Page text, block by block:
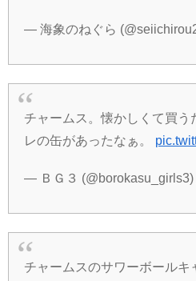
— 海象のねぐら
チャームス。懐かしくて買う
レの缶があったなぁ。
— ＢＧ３ (@borokasu_girls3)
チャームスのサワーボールキ